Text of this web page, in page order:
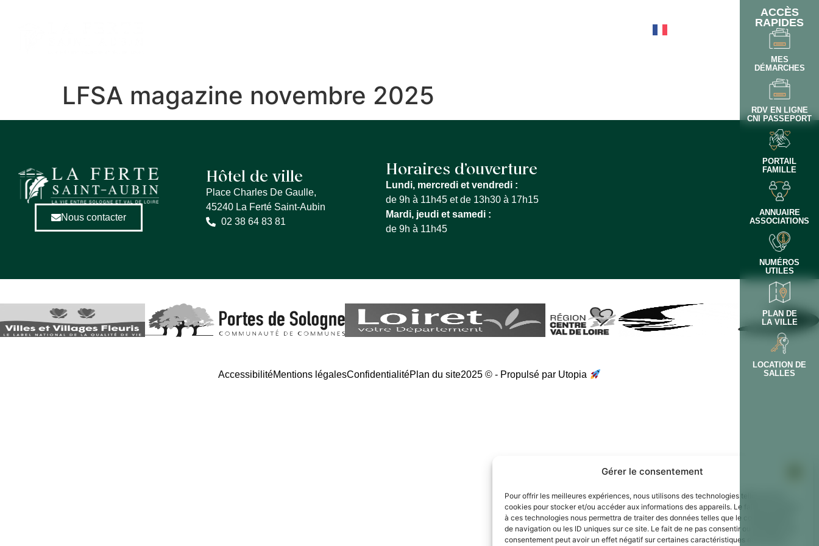
Gérer le consentement
Pour offrir les meilleures expériences, nous utilisons des technologies telles que les
cookies pour stocker et/ou accéder aux informations des appareils. Le fait de consentir
à ces technologies nous permettra de traiter des données telles que le comportement
de navigation ou les ID uniques sur ce site. Le fait de ne pas consentir ou de retirer son
consentement peut avoir un effet négatif sur certaines caractéristiques et fonctions.
ACCÈS
RAPIDES
MES
DÉMARCHES
RDV EN LIGNE
CNI PASSEPORT
PORTAIL
FAMILLE
ANNUAIRE
ASSOCIATIONS
NUMÉROS
UTILES
PLAN DE
LA VILLE
LOCATION DE
SALLES
LFSA magazine novembre 2025
Nous contacter
Hôtel de ville
Place Charles De Gaulle,
45240 La Ferté Saint-Aubin
02 38 64 83 81
Horaires d’ouverture
Lundi, mercredi et vendredi :
de 9h à 11h45 et de 13h30 à 17h15
Mardi, jeudi et samedi :
de 9h à 11h45
AccessibilitéMentions légalesConfidentialitéPlan du site2025 © - Propulsé par Utopia